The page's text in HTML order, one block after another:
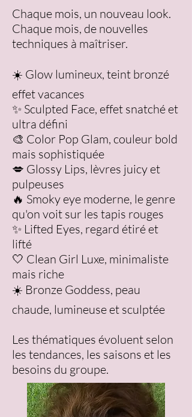
Chaque mois, un nouveau look.
Chaque mois, de nouvelles
techniques à maîtriser.
☀️ Glow lumineux, teint bronzé
effet vacances
✨ Sculpted Face, effet snatché et
ultra défini
🎨 Color Pop Glam, couleur bold
mais sophistiquée
💋 Glossy Lips, lèvres juicy et
pulpeuses
🔥 Smoky eye moderne, le genre
qu'on voit sur les tapis rouges
✨ Lifted Eyes, regard étiré et
lifté
🤍 Clean Girl Luxe, minimaliste
mais riche
☀️ Bronze Goddess, peau
chaude, lumineuse et sculptée
Les thématiques évoluent selon
les tendances, les saisons et les
besoins du groupe.